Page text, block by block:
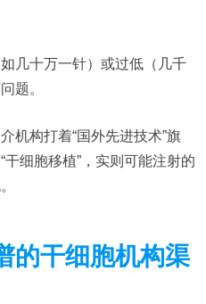
如几十万一针）或过低（几千
题。
介机构打着“国外先进技术”旗
细胞移植”，实则可能注射的
的干细胞机构渠